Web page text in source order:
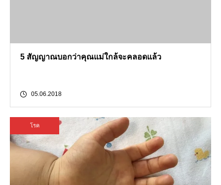
5 สัญญาณบอกว่าคุณแม่ใกล้จะคลอดแล้ว
05.06.2018
โรค